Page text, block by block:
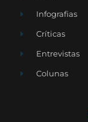
Infografias
Críticas
Entrevistas
Colunas